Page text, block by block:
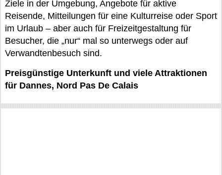
Ziele in der Umgebung, Angebote für aktive
Reisende, Mitteilungen für eine Kulturreise oder Sport
im Urlaub – aber auch für Freizeitgestaltung für
Besucher, die „nur“ mal so unterwegs oder auf
Verwandtenbesuch sind.
Preisgünstige Unterkunft und viele Attraktionen
für Dannes, Nord Pas De Calais